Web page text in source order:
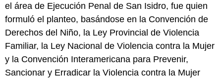
el área de Ejecución Penal de San Isidro, fue quien
formuló el planteo, basándose en la Convención de
Derechos del Niño, la Ley Provincial de Violencia
Familiar, la Ley Nacional de Violencia contra la Mujer
y la Convención Interamericana para Prevenir,
Sancionar y Erradicar la Violencia contra la Mujer